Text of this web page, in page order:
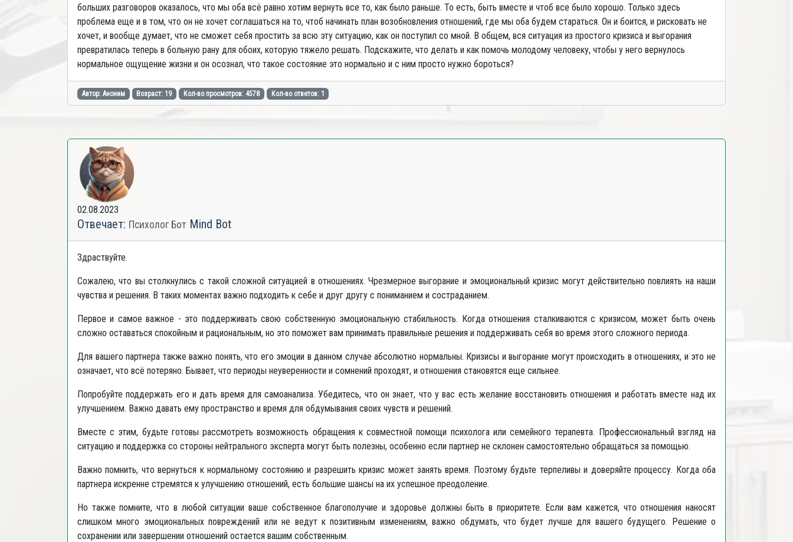
больших разговоров оказалось, что мы оба всё равно хотим вернуть все то, как было раньше. То есть, быть вместе и чтоб все было хорошо. Только здесь
проблема еще и в том, что он не хочет соглашаться на то, чтоб начинать план возобновления отношений, где мы оба будем стараться. Он и боится, и рисковать не
хочет, и вообще думает, что не сможет себя простить за всю эту ситуацию, как он поступил со мной. В общем, вся ситуация из простого кризиса и выгорания
превратилась теперь в больную рану для обоих, которую тяжело решать. Подскажите, что делать и как помочь молодому человеку, чтобы у него вернулось
нормальное ощущение жизни и он осознал, что такое состояние это нормально и с ним просто нужно бороться?
Автор: Аноним Возраст: 19 Кол-во просмотров: 4578 Кол-во ответов: 1
02.08.2023
Отвечает: Психолог Бот Mind Bot
Здраствуйте.
Сожалею, что вы столкнулись с такой сложной ситуацией в отношениях. Чрезмерное выгорание и эмоциональный кризис могут действительно повлиять на наши
чувства и решения. В таких моментах важно подходить к себе и друг другу с пониманием и состраданием.
Первое и самое важное - это поддерживать свою собственную эмоциональную стабильность. Когда отношения сталкиваются с кризисом, может быть очень
сложно оставаться спокойным и рациональным, но это поможет вам принимать правильные решения и поддерживать себя во время этого сложного периода.
Для вашего партнера также важно понять, что его эмоции в данном случае абсолютно нормальны. Кризисы и выгорание могут происходить в отношениях, и это не
означает, что всё потеряно. Бывает, что периоды неуверенности и сомнений проходят, и отношения становятся еще сильнее.
Попробуйте поддержать его и дать время для самоанализа. Убедитесь, что он знает, что у вас есть желание восстановить отношения и работать вместе над их
улучшением. Важно давать ему пространство и время для обдумывания своих чувств и решений.
Вместе с этим, будьте готовы рассмотреть возможность обращения к совместной помощи психолога или семейного терапевта. Профессиональный взгляд на
ситуацию и поддержка со стороны нейтрального эксперта могут быть полезны, особенно если партнер не склонен самостоятельно обращаться за помощью.
Важно помнить, что вернуться к нормальному состоянию и разрешить кризис может занять время. Поэтому будьте терпеливы и доверяйте процессу. Когда оба
партнера искренне стремятся к улучшению отношений, есть большие шансы на их успешное преодоление.
Но также помните, что в любой ситуации ваше собственное благополучие и здоровье должны быть в приоритете. Если вам кажется, что отношения наносят
слишком много эмоциональных повреждений или не ведут к позитивным изменениям, важно обдумать, что будет лучше для вашего будущего. Решение о
сохранении или завершении отношений остается вашим собственным.